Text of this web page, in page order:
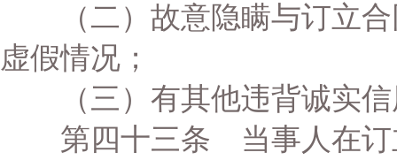
（二）故意隐瞒与订立合
虚假情况；
（三）有其他违背诚实信
第四十三条 当事人在订